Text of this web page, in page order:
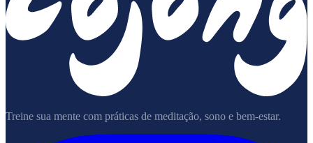
Treine sua mente com práticas de meditação, sono e bem-estar.